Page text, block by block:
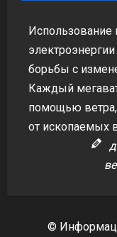
Использование
борьбы с
Каждый
помощью
от ископаемых
©